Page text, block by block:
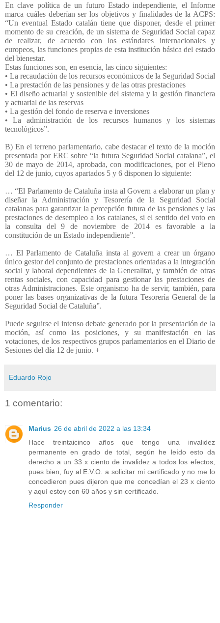
En clave política de un futuro Estado independiente, el Informe
marca cuáles deberían ser los objetivos y finalidades de la ACPS:
“Un eventual Estado catalán tiene que disponer, desde el primer
momento de su creación, de un sistema de Seguridad Social capaz
de realizar, de acuerdo con los estándares internacionales y
europeos, las funciones propias de esta institución básica del estado
del bienestar.
Estas funciones son, en esencia, las cinco siguientes:
• La recaudación de los recursos económicos de la Seguridad Social
• La prestación de las pensiones y de las otras prestaciones
• El diseño actuarial y sostenible del sistema y la gestión financiera
y actuarial de las reservas
• La gestión del fondo de reserva e inversiones
• La administración de los recursos humanos y los sistemas
tecnológicos”.
B) En el terreno parlamentario, cabe destacar el texto de la moción
presentada por ERC sobre “la futura Seguridad Social catalana”, el
30 de mayo de 2014, aprobada, con modificaciones, por el Pleno
del 12 de junio, cuyos apartados 5 y 6 disponen lo siguiente:
… “El Parlamento de Cataluña insta al Govern a elaborar un plan y
diseñar la Administración y Tesorería de la Seguridad Social
catalanas para garantizar la percepción futura de las pensiones y las
prestaciones de desempleo a los catalanes, si el sentido del voto en
la consulta del 9 de noviembre de 2014 es favorable a la
constitución de un Estado independiente”.
… El Parlamento de Cataluña insta al govern a crear un órgano
único gestor del conjunto de prestaciones orientadas a la integración
social y laboral dependientes de la Generalitat, y también de otras
rentas sociales, con capacidad para gestionar las prestaciones de
otras Administraciones. Este organismo ha de servir, también, para
poner las bases organizativas de la futura Tesorería General de la
Seguridad Social de Cataluña”.
Puede seguirse el intenso debate generado por la presentación de la
moción, así como las posiciones, y su manifestación en las
votaciones, de los respectivos grupos parlamentarios en el Diario de
Sesiones del día 12 de junio. +
Eduardo Rojo
1 comentario:
Marius 26 de abril de 2022 a las 13:34
Hace treintaicinco años que tengo una invalidez
permanente en grado de total, según he leído esto da
derecho a un 33 x ciento de invalidez a todos los efectos,
pues bien, fuy al E.V.O. a solicitar mi certificado y no me lo
concedieron pues dijeron que me concedían el 23 x ciento
y aquí estoy con 60 años y sin certificado.
Responder